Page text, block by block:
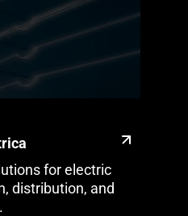
for electric
distribution, and